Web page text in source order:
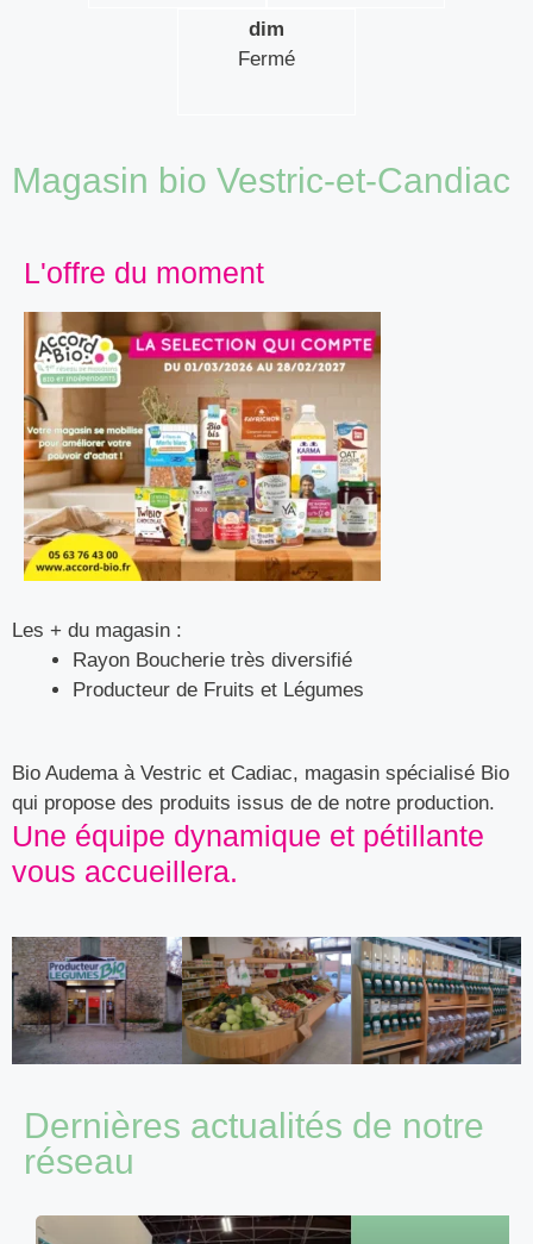
dim
Fermé
Magasin bio Vestric-et-Candiac
L'offre du moment
Les + du magasin :
Rayon Boucherie très diversifié
Producteur de Fruits et Légumes
Bio Audema à Vestric et Cadiac, magasin spécialisé Bio
qui propose des produits issus de de notre production.
Une équipe dynamique et pétillante
vous accueillera.
Dernières actualités de notre
réseau